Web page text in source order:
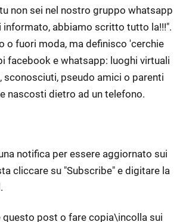
non sei nel nostro gruppo whatsapp
informato, abbiamo scritto tutto la!!!".
o fuori moda, ma definisco 'cerchie
facebook e whatsapp: luoghi virtuali
sconosciuti, pseudo amici o parenti
nascosti dietro ad un telefono.
notifica per essere aggiornato sui
cliccare su "Subscribe" e digitare la
questo post o fare copia\incolla sui